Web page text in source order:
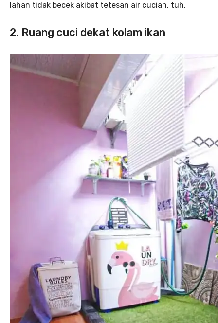
lahan tidak becek akibat tetesan air cucian, tuh.
2. Ruang cuci dekat kolam ikan